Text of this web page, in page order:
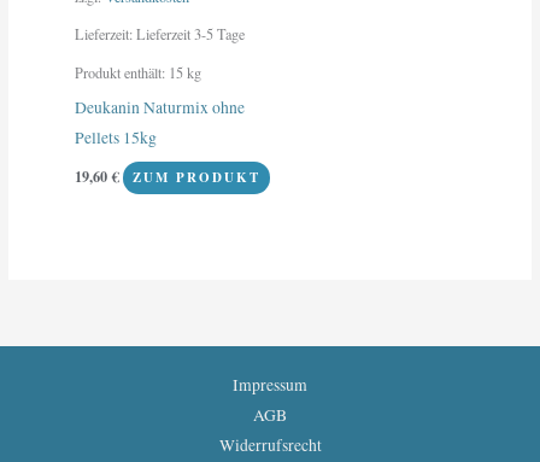
Lieferzeit:Lieferzeit 3-5 Tage
Produkt enthält: 15kg
Deukanin Naturmix ohne
Pellets 15kg
19,60€ ZUM PRODUKT
Impressum
AGB
Widerrufsrecht